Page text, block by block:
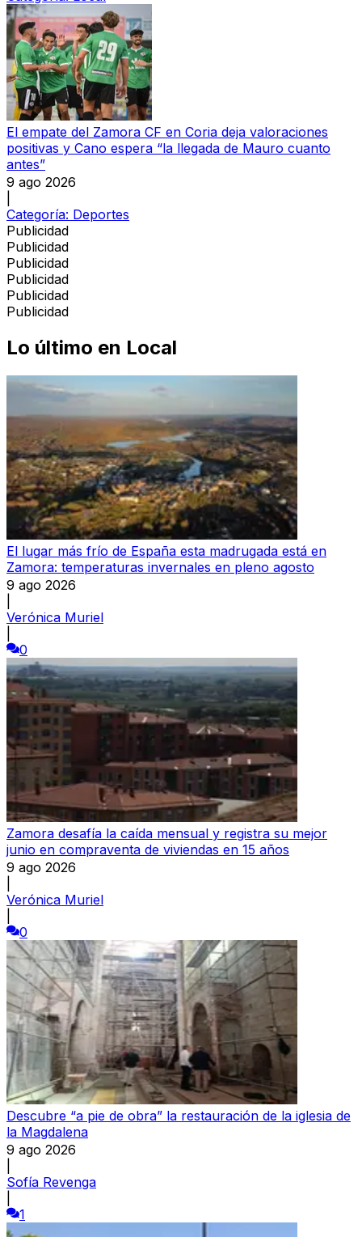
El empate del Zamora CF en Coria deja valoraciones
positivas y Cano espera “la llegada de Mauro cuanto
antes”
9 ago 2026
Categoría: Deportes
Publicidad
Publicidad
Publicidad
Publicidad
Publicidad
Publicidad
Lo último en Local
El lugar más frío de España esta madrugada está en
Zamora: temperaturas invernales en pleno agosto
9 ago 2026
Verónica Muriel
0
Zamora desafía la caída mensual y registra su mejor
junio en compraventa de viviendas en 15 años
9 ago 2026
Verónica Muriel
0
Descubre “a pie de obra” la restauración de la iglesia de
la Magdalena
9 ago 2026
Sofía Revenga
1